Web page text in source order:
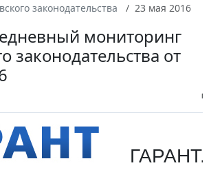
законодательства
23 мая 2016
мониторинг
законодательства от
ГАРАНТ.